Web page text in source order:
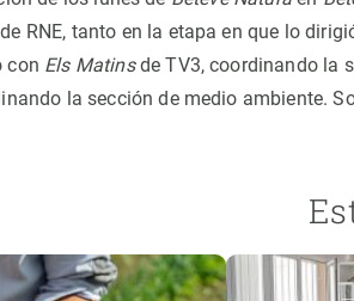
RNE, tanto en la etapa en que lo
con Els Matinsde TV3, coordinando la
la sección de medio ambiente.